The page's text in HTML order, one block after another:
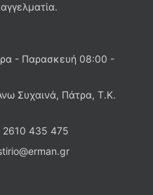
- Παρασκευή 08:00 -
Συχαινά, Πάτρα, Τ.Κ.
435 475